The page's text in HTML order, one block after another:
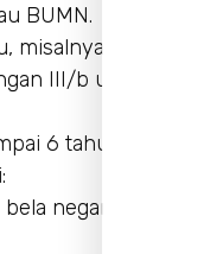
BUMN.
misalnya Lettu
III/b untuk
6 tahun.
negara selama